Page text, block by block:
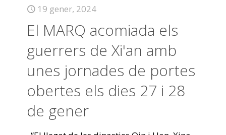
19 gener, 2024
El MARQ acomiada els
guerrers de Xi'an amb
unes jornades de portes
obertes els dies 27 i 28
de gener